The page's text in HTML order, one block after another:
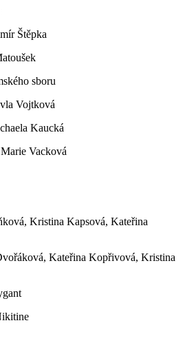
Štěpka
sboru
Vojtková
Kaucká
Vacková
Kristina Kapsová, Kateřina
Kateřina Kopřivová, Kristina